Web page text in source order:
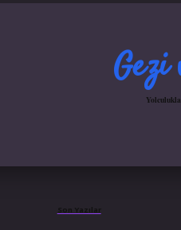
Gezi
Son Yazılar